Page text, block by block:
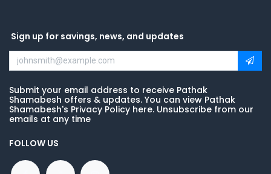
Sign up for savings, news, and updates
Submit your email address to receive Pathak
Shamabesh offers & updates. You can view Pathak
Shamabesh's Privacy Policy here. Unsubscribe from our
emails at any time
FOLLOW US